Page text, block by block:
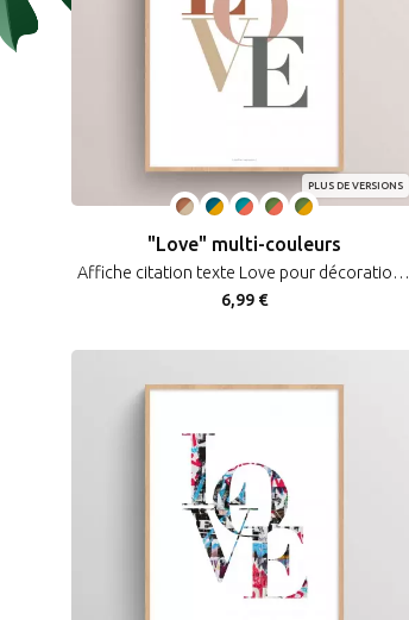
PLUS DE VERSIONS
"Love" multi-couleurs
Affiche citation texte Love pour décoration romantique ou Saint-Valentin
6,99 €